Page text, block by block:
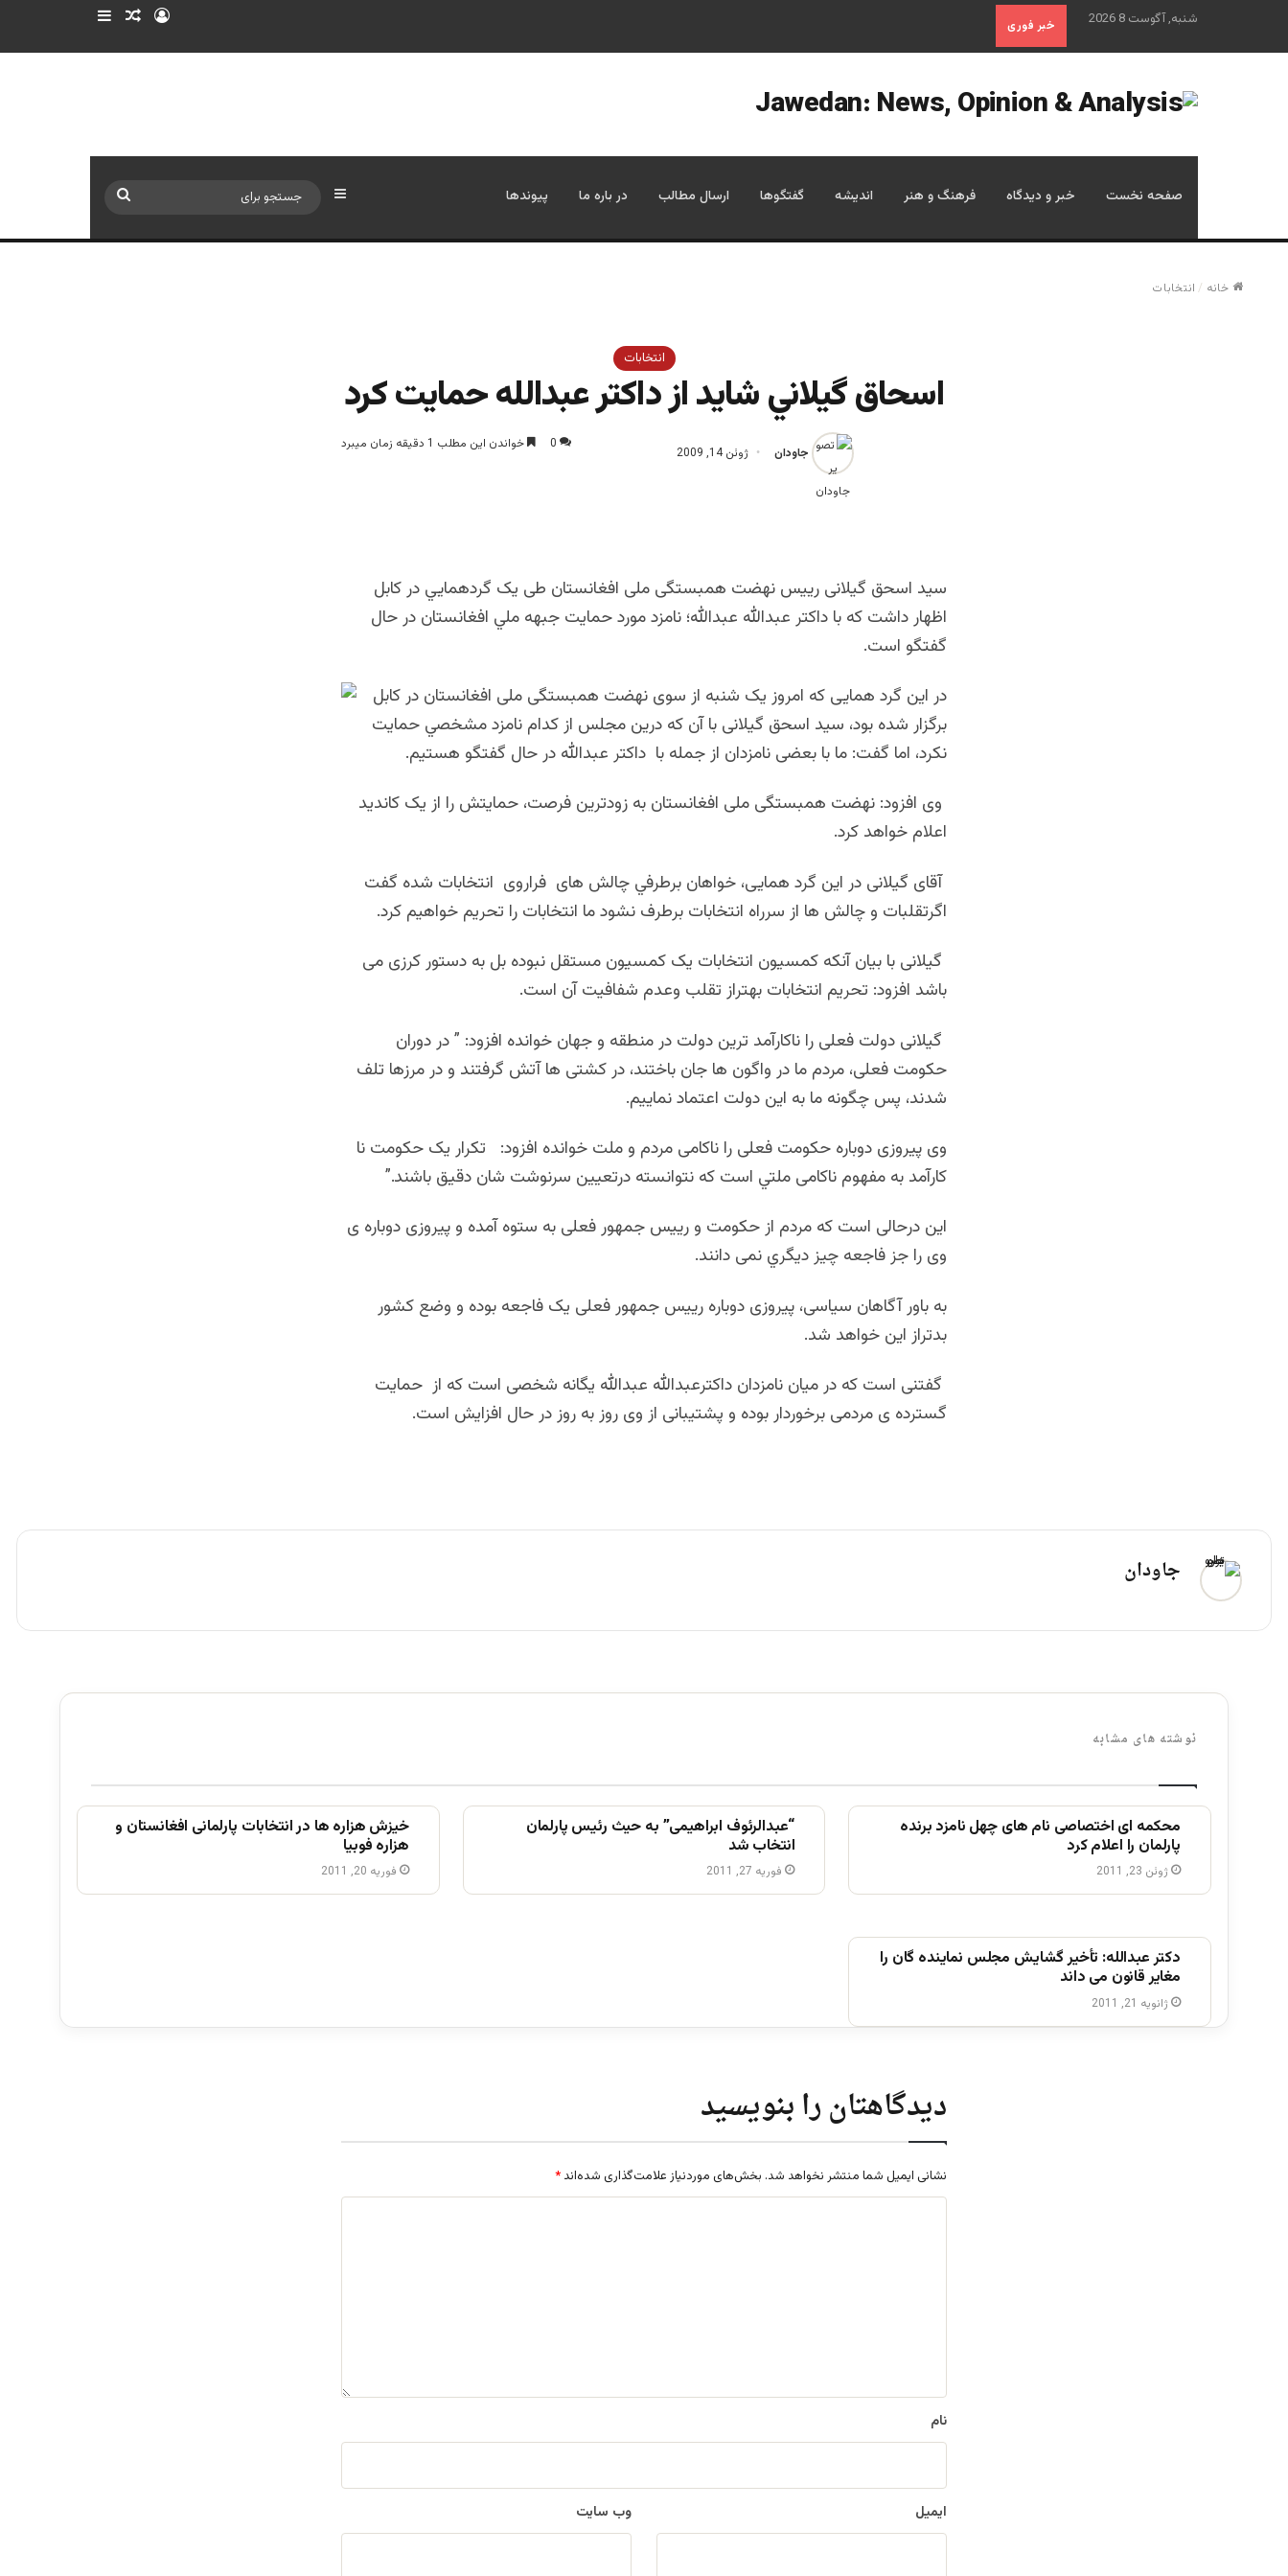
شنبه, آگوست 8 2026 خبر فوری ورود نوشته تصادفی
صفحه نخست خبر و دیدگاه فرهنگ و هنر اندیشه گفتگوها ارسال مطالب در باره ما پیوندها سایدبار
خانه / انتخابات
انتخابات
اسحاق گيلاني شاید از داکتر عبدالله حمایت کرد
جاودان ژوئن 14, 2009
0 خواندن این مطلب 1 دقیقه زمان میبرد
سید اسحق گیلانی رییس نهضت همبستگی ملی افغانستان طی یک گردهمایي در کابل
اظهار داشت که با داکتر عبدالله عبدالله؛ نامزد مورد حمايت جبهه ملي افغانستان در حال
گفتگو است.
در اين گرد همایی که امروز یک شنبه از سوی نهضت همبستگی ملی افغانستان در کابل
برگزار شده بود، سید اسحق گیلانی با آن که درین مجلس از کدام نامزد مشخصي حمایت
نکرد، اما گفت: ما با بعضی نامزدان از جمله با داکتر عبدالله در حال گفتگو هستيم.
وی افزود: نهضت همبستگی ملی افغانستان به زودترین فرصت، حمایتش را از یک کاندید
اعلام خواهد کرد.
آقای گیلانی در این گرد همایی، خواهان برطرفي چالش های فراروی انتخابات شده گفت
اگرتقلبات و چالش ها از سرراه انتخابات برطرف نشود ما انتخابات را تحریم خواهیم کرد.
گیلانی با بیان آنکه کمسیون انتخابات یک کمسیون مستقل نبوده بل به دستور کرزی می
باشد افزود: تحریم انتخابات بهتراز تقلب وعدم شفافیت آن است.
گیلانی دولت فعلی را ناکارآمد ترین دولت در منطقه و جهان خوانده افزود: ” در دوران
حکومت فعلی، مردم ما در واگون ها جان باختند، در کشتی ها آتش گرفتند و در مرزها تلف
شدند، پس چگونه ما به این دولت اعتماد نماییم.
وی پیروزی دوباره حکومت فعلی را ناکامی مردم و ملت خوانده افزود: تکرار یک حکومت نا
کارآمد به مفهوم ناکامی ملتي است که نتوانسته درتعيین سرنوشت شان دقیق باشند.”
این درحالی است که مردم از حکومت و رییس جمهور فعلی به ستوه آمده و پیروزی دوباره ی
وی را جز فاجعه چیز دیگري نمی دانند.
به باور آگاهان سیاسی، پیروزی دوباره رییس جمهور فعلی یک فاجعه بوده و وضع کشور
بدتراز این خواهد شد.
گفتنی است که در میان نامزدان داکترعبدالله عبدالله یگانه شخصی است که از حمایت
گسترده ی مردمی برخوردار بوده و پشتيبانی از وی روز به روز در حال افزایش است.
جاودان
نوشته های مشابه
محکمه ای اختصاصی نام های چهل نامزد برنده
پارلمان را اعلام کرد
ژوئن 23, 2011
“عبدالرئوف ابراهیمی” به حیث رئیس پارلمان
انتخاب شد
فوریه 27, 2011
خیزش ھزاره ھا در انتخابات پارلمانی افغانستان و
ھزاره فوبیا
فوریه 20, 2011
دکتر عبدالله: تأخیر گشایش مجلس نماینده گان را
مغایر قانون می داند
ژانویه 21, 2011
دیدگاهتان را بنویسید
نشانی ایمیل شما منتشر نخواهد شد. بخش‌های موردنیاز علامت‌گذاری شده‌اند *
نام
ایمیل وب‌ سایت